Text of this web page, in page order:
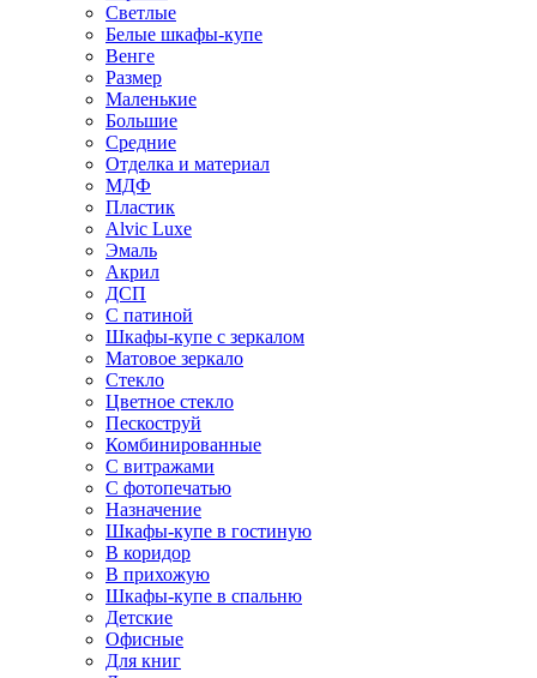
Светлые
Белые шкафы-купе
Венге
Размер
Маленькие
Большие
Средние
Отделка и материал
МДФ
Пластик
Alvic Luxe
Эмаль
Акрил
ДСП
С патиной
Шкафы-купе с зеркалом
Матовое зеркало
Стекло
Цветное стекло
Пескоструй
Комбинированные
С витражами
С фотопечатью
Назначение
Шкафы-купе в гостиную
В коридор
В прихожую
Шкафы-купе в спальню
Детские
Офисные
Для книг